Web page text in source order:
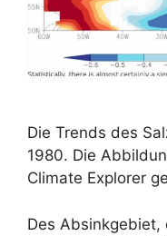
Die Trends des
1980. Die
Climate Explorer
Des